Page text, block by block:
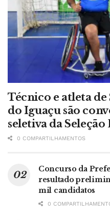
Técnico e atleta
do Iguaçu são
seletiva da
0 COMPARTILHAMENTOS
Concurso da
resultado
mil candidatos
0